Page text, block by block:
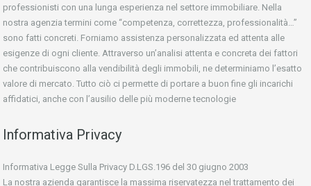
professionisti con una lunga esperienza nel settore immobiliare. Nella
nostra agenzia termini come “competenza, correttezza, professionalità…”
sono fatti concreti. Forniamo assistenza personalizzata ed attenta alle
esigenze di ogni cliente. Attraverso un’analisi attenta e concreta dei fattori
che contribuiscono alla vendibilità degli immobili, ne determiniamo l’esatto
valore di mercato. Tutto ciò ci permette di portare a buon fine gli incarichi
affidatici, anche con l’ausilio delle più moderne tecnologie
Informativa Privacy
Informativa Legge Sulla Privacy D.LGS.196 del 30 giugno 2003
La nostra azienda garantisce la massima riservatezza nel trattamento dei